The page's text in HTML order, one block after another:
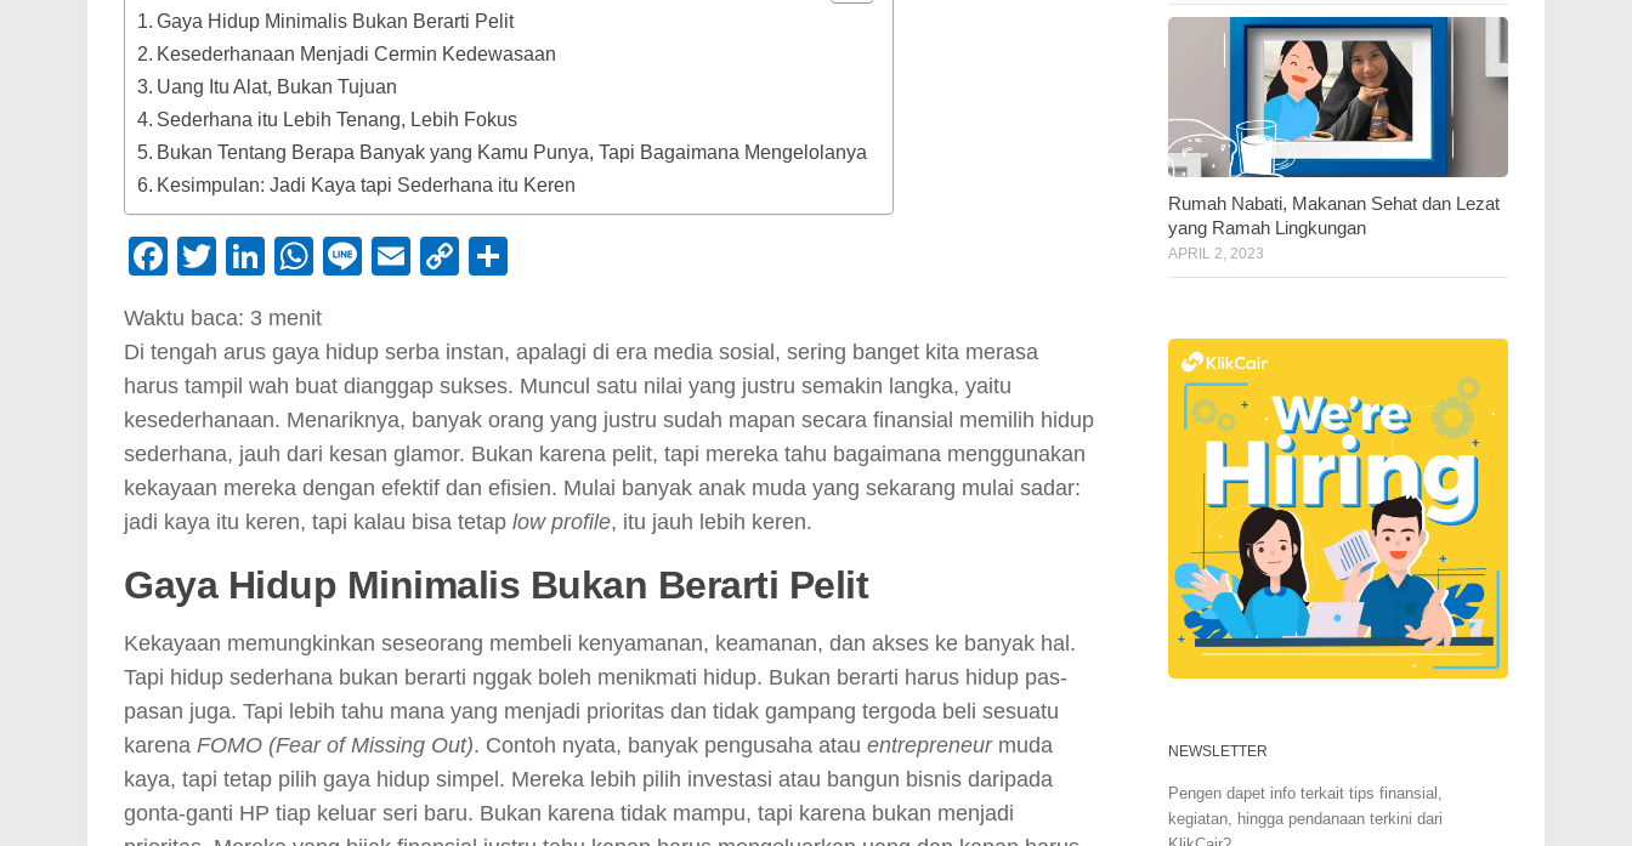
Gaya Hidup Minimalis Bukan Berarti Pelit
Kesederhanaan Menjadi Cermin Kedewasaan
Uang Itu Alat, Bukan Tujuan
Sederhana itu Lebih Tenang, Lebih Fokus
Bukan Tentang Berapa Banyak yang Kamu Punya, Tapi Bagaimana Mengelolanya
Kesimpulan: Jadi Kaya tapi Sederhana itu Keren
Facebook
Twitter
LinkedIn
WhatsApp
LineEmailCopy
Waktu baca: 3 menit
Di tengah arus gaya hidup serba instan, apalagi di era media sosial, sering banget kita merasa
harus tampil wah buat dianggap sukses. Muncul satu nilai yang justru semakin langka, yaitu
kesederhanaan. Menariknya, banyak orang yang justru sudah mapan secara finansial memilih hidup
sederhana, jauh dari kesan glamor. Bukan karena pelit, tapi mereka tahu bagaimana menggunakan
kekayaan mereka dengan efektif dan efisien. Mulai banyak anak muda yang sekarang mulai sadar:
jadi kaya itu keren, tapi kalau bisa tetap low profile, itu jauh lebih keren.
Gaya Hidup Minimalis Bukan Berarti Pelit
Kekayaan memungkinkan seseorang membeli kenyamanan, keamanan, dan akses ke banyak hal.
Tapi hidup sederhana bukan berarti nggak boleh menikmati hidup. Bukan berarti harus hidup pas-
pasan juga. Tapi lebih tahu mana yang menjadi prioritas dan tidak gampang tergoda beli sesuatu
karena FOMO (Fear of Missing Out). Contoh nyata, banyak pengusaha atau entrepreneurmuda
kaya, tapi tetap pilih gaya hidup simpel. Mereka lebih pilih investasi atau bangun bisnis daripada
gonta-ganti HP tiap keluar seri baru. Bukan karena tidak mampu, tapi karena bukan menjadi
Rumah Nabati, Makanan Sehat dan Lezat
yang Ramah Lingkungan
APRIL 2, 2023
NEWSLETTER
Pengen dapet info terkait tips finansial,
kegiatan, hingga pendanaan terkini dari